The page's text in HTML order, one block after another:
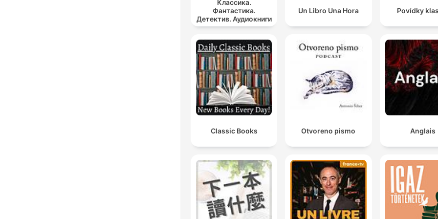
Классика.
Фантастика.
Детектив. Аудиокниги
Un Libro Una Hora Povídky
Classic Books Otvoreno pismo Anglais